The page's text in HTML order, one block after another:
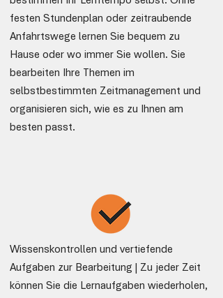
festen Stundenplan oder zeitraubende
Anfahrtswege lernen Sie bequem zu
Hause oder wo immer Sie wollen. Sie
bearbeiten Ihre Themen im
selbstbestimmten Zeitmanagement und
organisieren sich, wie es zu Ihnen am
besten passt.
Wissenskontrollen und vertiefende
Aufgaben zur Bearbeitung | Zu jeder Zeit
können Sie die Lernaufgaben wiederholen,